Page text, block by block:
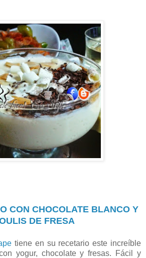
CON CHOCOLATE BLANCO Y
DE FRESA
tiene en su recetario este increíble
yogur, chocolate y fresas. Fácil y